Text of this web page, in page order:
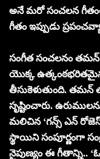
అనే మరో సంచలన
గీతం ఇప్పుడు
సంగీత సంచలనం తమన్
యొక్క
తీసుకెళుతుంది. తమన్
సృష్టించారు.
మలిచిన ‘గన్స్ ఎన్
స్థాయిని సంపూర్ణంగా
నైపుణ్యం ఈ గీతాన్ని..